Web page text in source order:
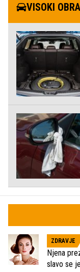
VISOKI
ZDRAVJE
Njena
slavo se